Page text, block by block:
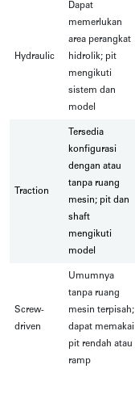
Hydraulic
Dapat
memerlukan
area perangkat
hidrolik; pit
mengikuti
sistem dan
model
Traction
Tersedia
konfigurasi
dengan atau
tanpa ruang
mesin; pit dan
shaft
mengikuti
model
Screw-
driven
Umumnya
tanpa ruang
mesin terpisah;
dapat memakai
pit rendah atau
ramp